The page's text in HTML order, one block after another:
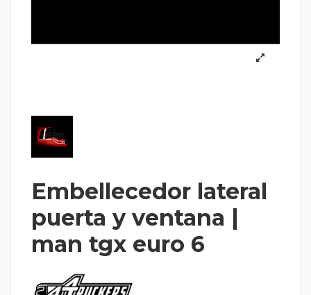
Embellecedor lateral
puerta y ventana |
man tgx euro 6